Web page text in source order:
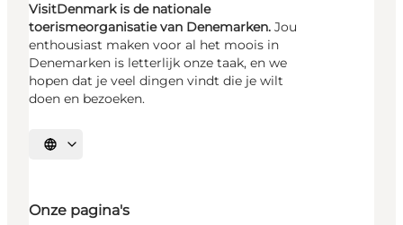
VisitDenmark is de nationale
toerismeorganisatie van Denemarken. Jou
enthousiast maken voor al het moois in
Denemarken is letterlijk onze taak, en we
hopen dat je veel dingen vindt die je wilt
doen en bezoeken.
Selecteer taal
Onze pagina's